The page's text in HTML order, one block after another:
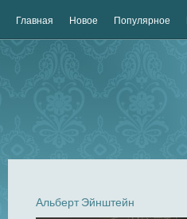
Главная Новое Популярное
Альберт Эйнштейн